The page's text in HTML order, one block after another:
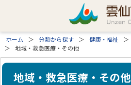
ホーム 分類から探す 健康・福祉
地域・救急医療・その他
地域・救急医療・その他